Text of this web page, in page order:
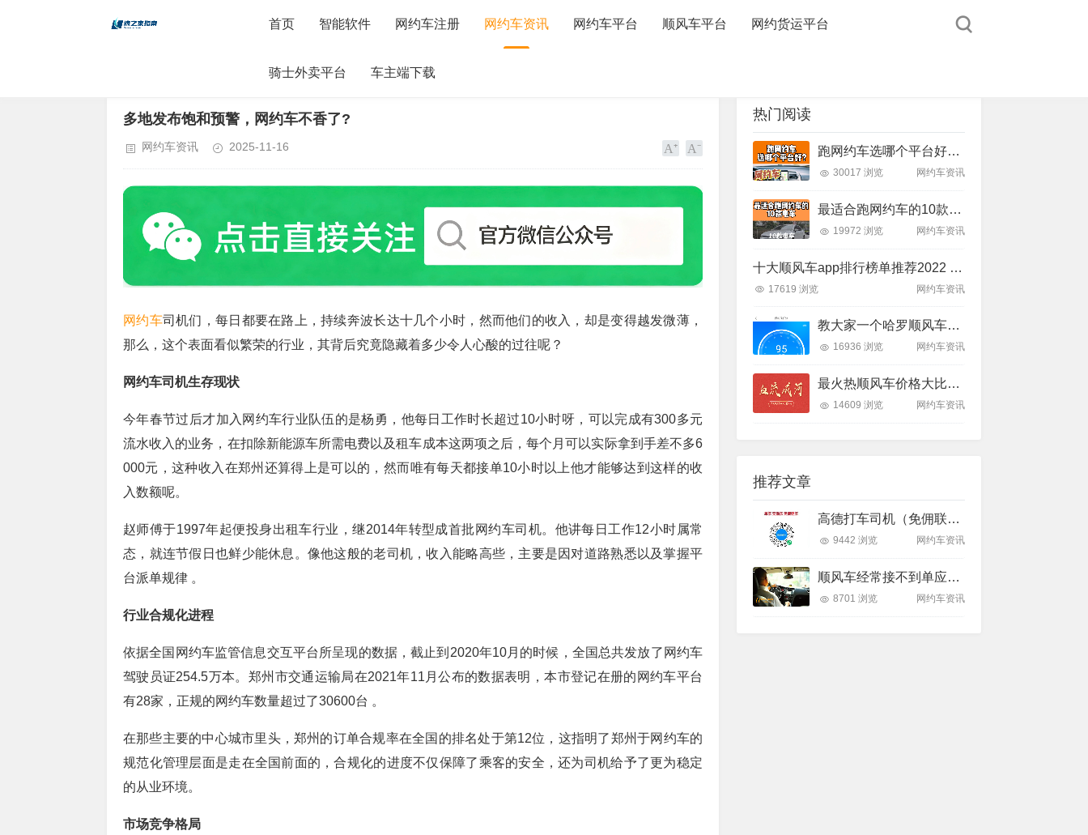
首页 智能软件 网约车注册 网约车资讯 网约车平台 顺风车平台 网约货运平台
骑士外卖平台 车主端下载
> 正文内容
多地发布饱和预警，网约车不香了?
网约车资讯 2025-11-16
网约车司机们，每日都要在路上，持续奔波长达十几个小时，然而他们的收入，却是变得越发微薄，
那么，这个表面看似繁荣的行业，其背后究竟隐藏着多少令人心酸的过往呢？
网约车司机生存现状
今年春节过后才加入网约车行业队伍的是杨勇，他每日工作时长超过10小时呀，可以完成有300多元
流水收入的业务，在扣除新能源车所需电费以及租车成本这两项之后，每个月可以实际拿到手差不多6
000元，这种收入在郑州还算得上是可以的，然而唯有每天都接单10小时以上他才能够达到这样的收
入数额呢。
赵师傅于1997年起便投身出租车行业，继2014年转型成首批网约车司机。他讲每日工作12小时属常
态，就连节假日也鲜少能休息。像他这般的老司机，收入能略高些，主要是因对道路熟悉以及掌握平
台派单规律 。
行业合规化进程
依据全国网约车监管信息交互平台所呈现的数据，截止到2020年10月的时候，全国总共发放了网约车
驾驶员证254.5万本。郑州市交通运输局在2021年11月公布的数据表明，本市登记在册的网约车平台
有28家，正规的网约车数量超过了30600台 。
在那些主要的中心城市里头，郑州的订单合规率在全国的排名处于第12位，这指明了郑州于网约车的
规范化管理层面是走在全国前面的，合规化的进度不仅保障了乘客的安全，还为司机给予了更为稳定
的从业环境。
市场竞争格局
热门阅读
跑网约车选哪个平台好？带大家了解下
30017 浏览 网约车资讯
最适合跑网约车的10款电车！
19972 浏览 网约车资讯
十大顺风车app排行榜单推荐2022 好用的顺风车软件推荐
17619 浏览 网约车资讯
教大家一个哈罗顺风车洗白，解封教程,内有详细步骤
16936 浏览 网约车资讯
最火热顺风车价格大比拼：四大平台哪家强？
14609 浏览 网约车资讯
推荐文章
高德打车司机（免佣联盟）车主注册详细说明！
9442 浏览 网约车资讯
顺风车经常接不到单应该怎么做？
8701 浏览 网约车资讯